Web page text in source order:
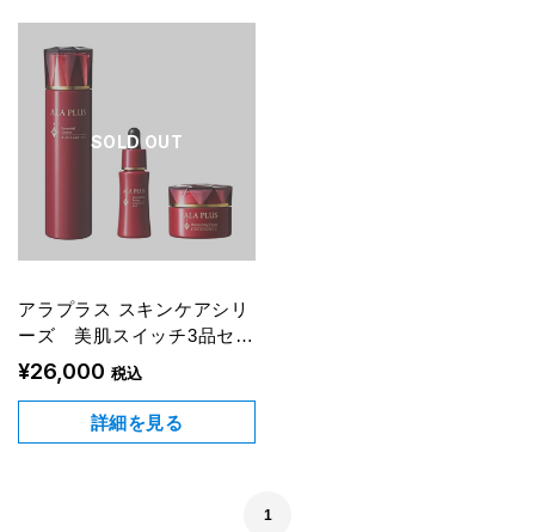
SOLD OUT
アラプラス スキンケアシリ
ーズ 美肌スイッチ3品セッ
ト
¥26,000 税込
詳細を見る
1